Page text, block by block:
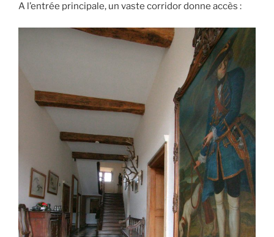
A l’entrée principale, un vaste corridor donne accès :